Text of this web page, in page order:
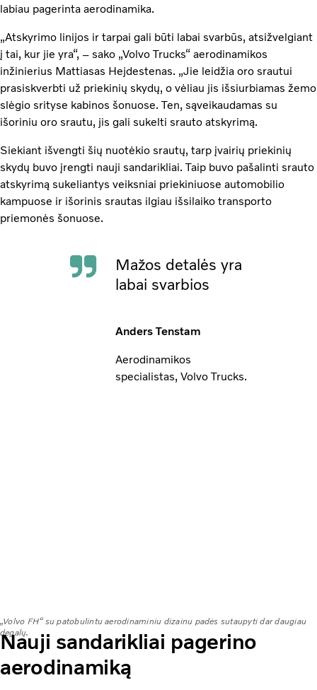
labiau pagerinta aerodinamika.
„Atskyrimo linijos ir tarpai gali būti labai svarbūs, atsižvelgiant
į tai, kur jie yra“, – sako „Volvo Trucks“ aerodinamikos
inžinierius Mattiasas Hejdestenas. „Jie leidžia oro srautui
prasiskverbti už priekinių skydų, o vėliau jis išsiurbiamas žemo
slėgio srityse kabinos šonuose. Ten, sąveikaudamas su
išoriniu oro srautu, jis gali sukelti srauto atskyrimą.
Siekiant išvengti šių nuotėkio srautų, tarp įvairių priekinių
skydų buvo įrengti nauji sandarikliai. Taip buvo pašalinti srauto
atskyrimą sukeliantys veiksniai priekiniuose automobilio
kampuose ir išorinis srautas ilgiau išsilaiko transporto
priemonės šonuose.
Mažos detalės yra
labai svarbios
Anders Tenstam
Aerodinamikos
specialistas, Volvo Trucks.
„Volvo FH“ su patobulintu aerodinaminiu dizainu padės sutaupyti dar daugiau
degalų.
Nauji sandarikliai pagerino
aerodinamiką